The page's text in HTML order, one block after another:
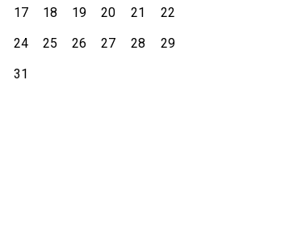
17 18 19 20 21
22
24 25 26 27 28
29
31